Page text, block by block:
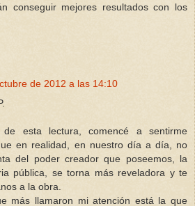
conseguir mejores resultados con los
de 2012 a las 14:10
esta lectura, comencé a sentirme
en realidad, en nuestro día a día, no
del poder creador que poseemos, la
pública, se torna más reveladora y te
a la obra.
más llamaron mi atención está la que